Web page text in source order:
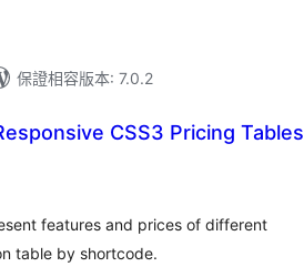
保證相容版本: 7.0.2
CSS3 Pricing Tables
features and prices of different
table by shortcode.